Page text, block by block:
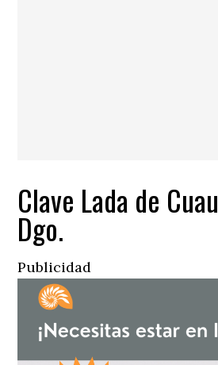
Clave Lada de
Dgo.
Publicidad